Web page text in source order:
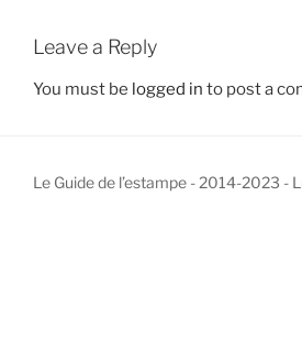
Leave a Reply
You must be logged in to post a
Le Guide de l’estampe - 2014-2023 -